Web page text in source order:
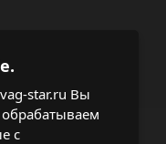
star.ru Вы
с